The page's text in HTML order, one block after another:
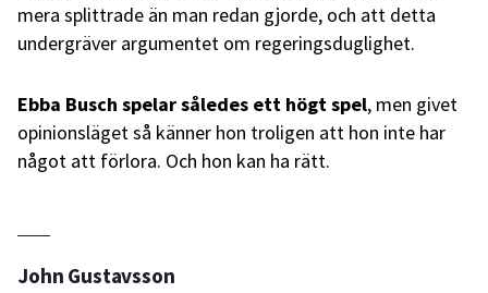
mera splittrade än man redan gjorde, och att detta
undergräver argumentet om regeringsduglighet.
Ebba Busch spelar således ett högt spel, men givet
opinionsläget så känner hon troligen att hon inte har
något att förlora. Och hon kan ha rätt.
John Gustavsson